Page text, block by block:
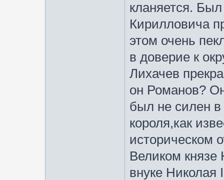
кланяется.
Кирилловича
этом очень
в доверие к
Лихачев
он Романов?
был не силен
короля,как
историческом
Великом князе
внуке Николая